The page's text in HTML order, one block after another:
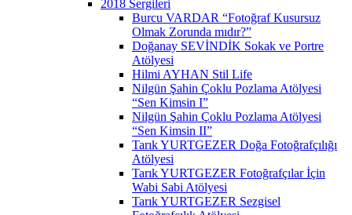
2018 Sergileri
Burcu VARDAR “Fotoğraf Kusursuz
Olmak Zorunda mıdır?”
Doğanay SEVİNDİK Sokak ve Portre
Atölyesi
Hilmi AYHAN Stil Life
Nilgün Şahin Çoklu Pozlama Atölyesi
“Sen Kimsin I”
Nilgün Şahin Çoklu Pozlama Atölyesi
“Sen Kimsin II”
Tarık YURTGEZER Doğa Fotoğrafçılığı
Atölyesi
Tarık YURTGEZER Fotoğrafçılar İçin
Wabi Sabi Atölyesi
Tarık YURTGEZER Sezgisel